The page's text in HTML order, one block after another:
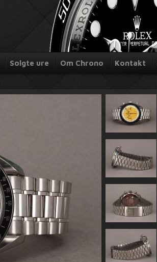
Solgte ure Om Chrono Kontakt